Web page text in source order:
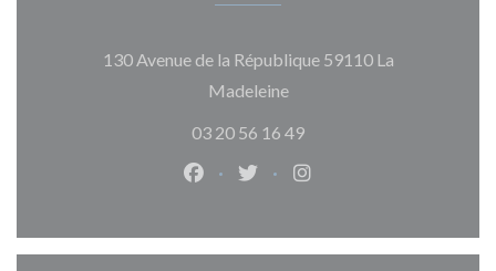
130 Avenue de la République 59110 La
Madeleine((открывается в новом
03 20 56 16 49
Facebook ((открывается в новом
Twitter ((открывается в
Instagram